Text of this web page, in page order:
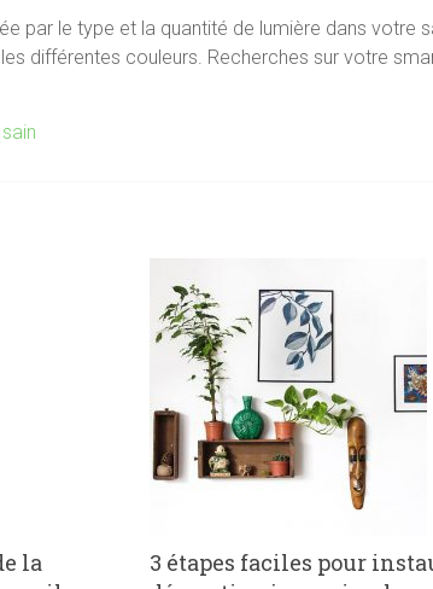
par le type et la quantité de lumière dans
différentes couleurs. Recherches sur votre
la
3 étapes faciles pour